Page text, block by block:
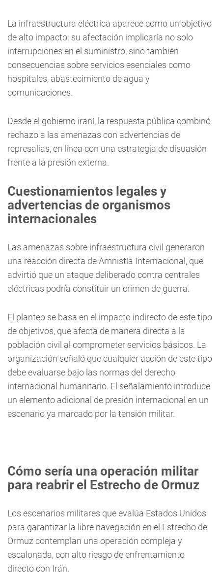
La infraestructura eléctrica aparece como un objetivo
de alto impacto: su afectación implicaría no solo
interrupciones en el suministro, sino también
consecuencias sobre servicios esenciales como
hospitales, abastecimiento de agua y
comunicaciones.
Desde el gobierno iraní, la respuesta pública combinó
rechazo a las amenazas con advertencias de
represalias, en línea con una estrategia de disuasión
frente a la presión externa.
Cuestionamientos legales y
advertencias de organismos
internacionales
Las amenazas sobre infraestructura civil generaron
una reacción directa de Amnistía Internacional, que
advirtió que un ataque deliberado contra centrales
eléctricas podría constituir un crimen de guerra.
El planteo se basa en el impacto indirecto de este tipo
de objetivos, que afecta de manera directa a la
población civil al comprometer servicios básicos. La
organización señaló que cualquier acción de este tipo
debe evaluarse bajo las normas del derecho
internacional humanitario. El señalamiento introduce
un elemento adicional de presión internacional en un
escenario ya marcado por la tensión militar.
Cómo sería una operación militar
para reabrir el Estrecho de Ormuz
Los escenarios militares que evalúa Estados Unidos
para garantizar la libre navegación en el Estrecho de
Ormuz contemplan una operación compleja y
escalonada, con alto riesgo de enfrentamiento
directo con Irán.